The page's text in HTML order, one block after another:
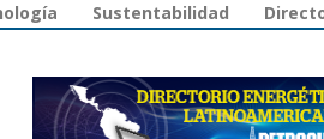
Sustentabilidad